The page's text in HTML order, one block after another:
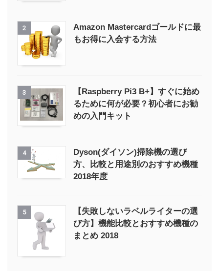
2
Amazon Mastercardゴールドに最
もお得に入会する方法
3
【Raspberry Pi3 B+】すぐに始め
るために何が必要？初心者にお勧
めの入門キット
4
Dyson(ダイソン)掃除機の選び
方、比較と用途別のおすすめ機種
2018年度
5
【失敗しないラベルライターの選
び方】機能比較とおすすめ機種の
まとめ 2018